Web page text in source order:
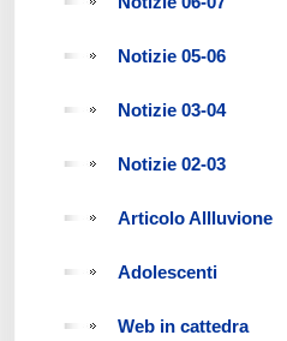
Notizie 05-06
Notizie 03-04
Notizie 02-03
Articolo Allluvione
Adolescenti
Web in cattedra